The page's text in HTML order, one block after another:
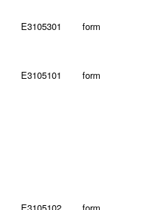
E3105301 form
E3105101 form